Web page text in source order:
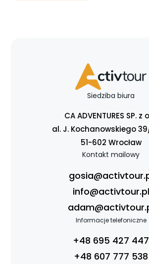
Siedziba biura
CA ADVENTURES SP. z
al. J. Kochanowskiego
51-602 Wrocław
Kontakt mailowy
info@activtour.pl
Informacje telefoniczne
+48 695 427 447
+48 607 777 538